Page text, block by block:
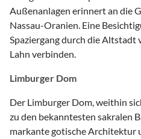
Außenanlagen erinnert an die
Nassau-Oranien. Eine
Spaziergang durch die Altstadt
Lahn verbinden.
Limburger Dom
Der Limburger Dom, weithin
zu den bekanntesten sakralen
markante gotische Architektur